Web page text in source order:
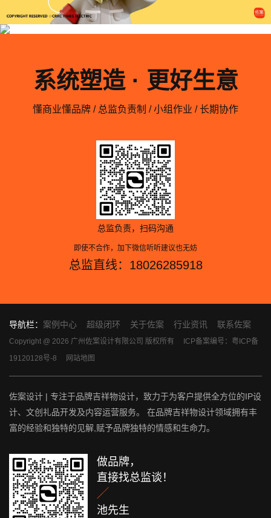
系统塑造 · 更好生意
懂商业懂品牌 / 总监负责制 / 小组作业 / 长期协作
总监负责，扫码沟通
即使不合作，加下微信听听建议也无妨
总监直线：18026285918
导航栏： 案例中心 超级闭环 关于佐案 行业资讯 联系佐案
Copyright @ 2026 广州佐案设计有限公司 版权所有
ICP备案编号：粤ICP备
19120128号-8
网站地图
佐案设计 | 专注于品牌吉祥物设计，致力于为客户提供全方位的IP设
计、文创礼品开发及内容运营服务。 在品牌吉祥物设计领域拥有丰
富的经验和独特的见解,赋予品牌独特的情感和生命力。
做品牌，
直接找总监谈！

池先生